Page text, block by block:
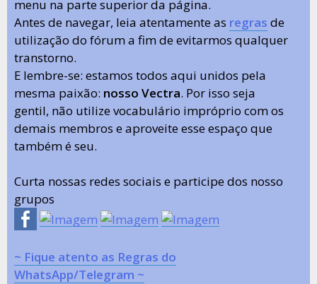
menu na parte superior da página.
Antes de navegar, leia atentamente as regras de
utilização do fórum a fim de evitarmos qualquer
transtorno.
E lembre-se: estamos todos aqui unidos pela
mesma paixão: nosso Vectra. Por isso seja
gentil, não utilize vocabulário impróprio com os
demais membros e aproveite esse espaço que
também é seu.
Curta nossas redes sociais e participe dos nosso
grupos
~ Fique atento as Regras do
WhatsApp/Telegram ~